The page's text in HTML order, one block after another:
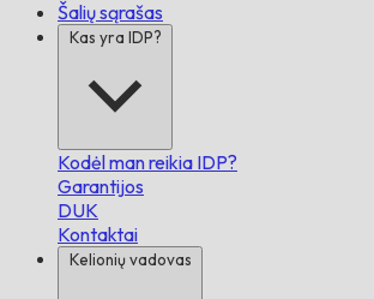
Šalių sąrašas
Kas yra IDP?
Kodėl man reikia IDP?
Garantijos
DUK
Kontaktai
Kelionių vadovas